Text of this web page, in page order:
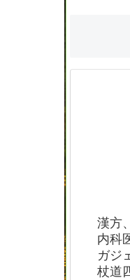
Dr.
漢方
内科
ガジ
杖道